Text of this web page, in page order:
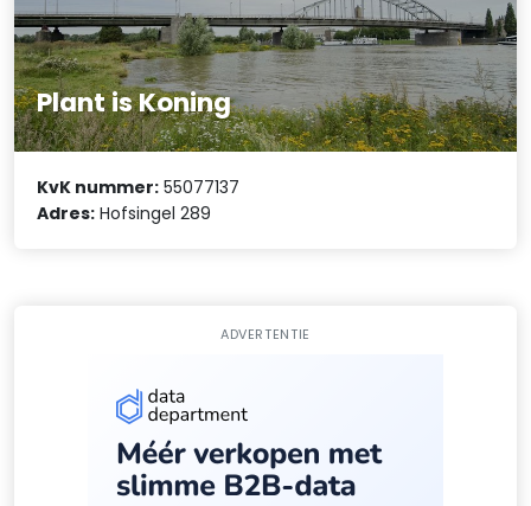
Plant is Koning
KvK nummer: 55077137
Adres: Hofsingel 289
ADVERTENTIE